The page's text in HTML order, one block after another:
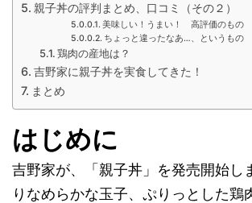
親子丼の評判まとめ、口コミ（その２）
美味しい！うまい！ 高評価のもの
ちょっと違ったなあ…、というもの
鶏肉の産地は？
吉野家に親子丼を実食してきた！
まとめ
はじめに
吉野家が、「親子丼」を発売開始し
りなめらかな玉子、ぷりっとした鶏